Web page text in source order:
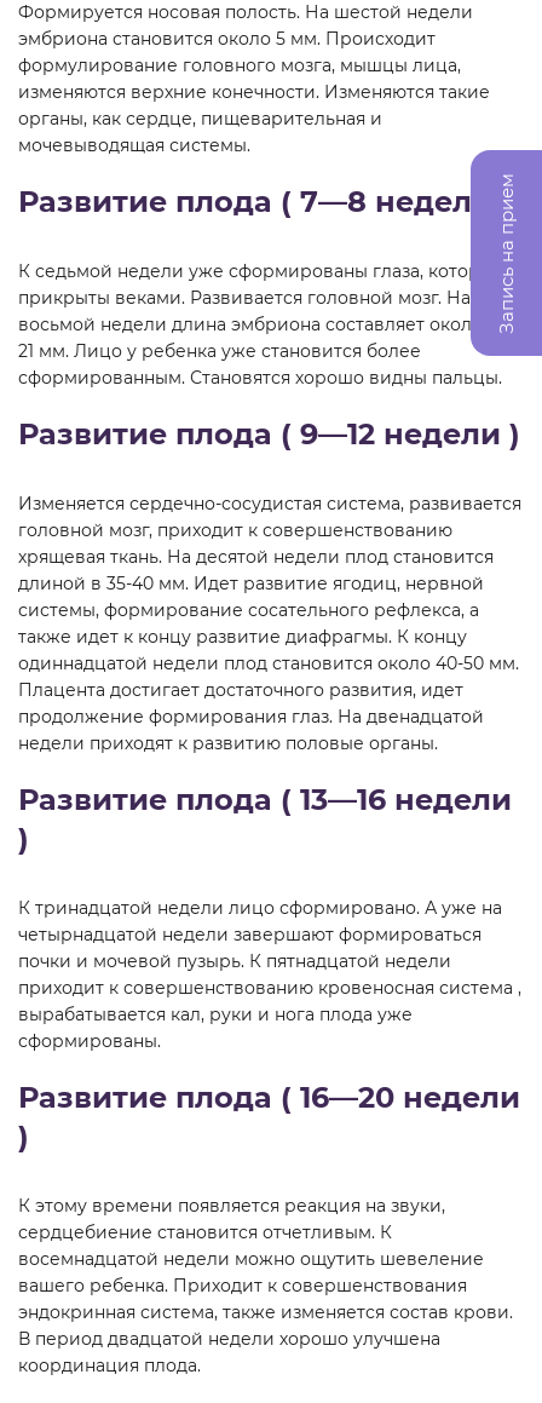
Формируется носовая полость. На шестой недели
эмбриона становится около 5 мм. Происходит
формулирование головного мозга, мышцы лица,
изменяются верхние конечности. Изменяются такие
органы, как сердце, пищеварительная и
мочевыводящая системы.
Развитие плода ( 7—8 недели )
К седьмой недели уже сформированы глаза, которые
прикрыты веками. Развивается головной мозг. На
восьмой недели длина эмбриона составляет около 20-
21 мм. Лицо у ребенка уже становится более
сформированным. Становятся хорошо видны пальцы.
Развитие плода ( 9—12 недели )
Изменяется сердечно-сосудистая система, развивается
головной мозг, приходит к совершенствованию
хрящевая ткань. На десятой недели плод становится
длиной в 35-40 мм. Идет развитие ягодиц, нервной
системы, формирование сосательного рефлекса, а
также идет к концу развитие диафрагмы. К концу
одиннадцатой недели плод становится около 40-50 мм.
Плацента достигает достаточного развития, идет
продолжение формирования глаз. На двенадцатой
недели приходят к развитию половые органы.
Развитие плода ( 13—16 недели
)
К тринадцатой недели лицо сформировано. А уже на
четырнадцатой недели завершают формироваться
почки и мочевой пузырь. К пятнадцатой недели
приходит к совершенствованию кровеносная система ,
вырабатывается кал, руки и нога плода уже
сформированы.
Развитие плода ( 16—20 недели
)
К этому времени появляется реакция на звуки,
сердцебиение становится отчетливым. К
восемнадцатой недели можно ощутить шевеление
вашего ребенка. Приходит к совершенствования
эндокринная система, также изменяется состав крови.
В период двадцатой недели хорошо улучшена
координация плода.
Запись на прием